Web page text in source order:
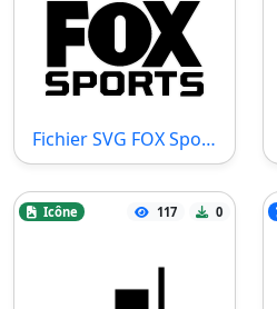
Fichier SVG FOX Sports
Icône 117 0